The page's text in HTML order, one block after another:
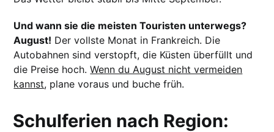
Und wann sie die meisten Touristen unterwegs?
August! Der vollste Monat in Frankreich. Die
Autobahnen sind verstopft, die Küsten überfüllt und
die Preise hoch.Wenn du August nicht vermeiden
kannst, plane voraus und buche früh.
Schulferien nach Region: